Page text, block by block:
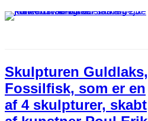
Skulpturen Guldlaks,
Fossilfisk, som er en
af 4 skulpturer, skabt